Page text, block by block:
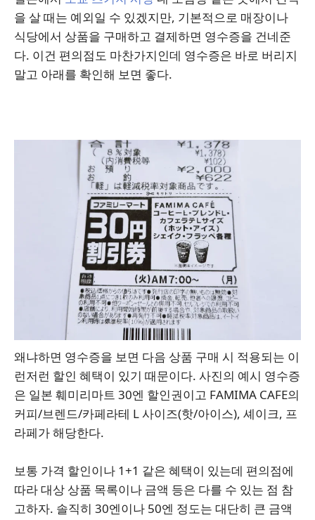
을 살 때는 예외일 수 있겠지만, 기본적으로 매장이나
식당에서 상품을 구매하고 결제하면 영수증을 건네준
다. 이건 편의점도 마찬가지인데 영수증은 바로 버리지
말고 아래를 확인해 보면 좋다.
왜냐하면 영수증을 보면 다음 상품 구매 시 적용되는 이
런저런 할인 혜택이 있기 때문이다. 사진의 예시 영수증
은 일본 훼미리마트 30엔 할인권이고 FAMIMA CAFE의
커피/브렌드/카페라테 L 사이즈(핫/아이스), 셰이크, 프
라페가 해당한다.
보통 가격 할인이나 1+1 같은 혜택이 있는데 편의점에
따라 대상 상품 목록이나 금액 등은 다를 수 있는 점 참
고하자. 솔직히 30엔이나 50엔 정도는 대단히 큰 금액